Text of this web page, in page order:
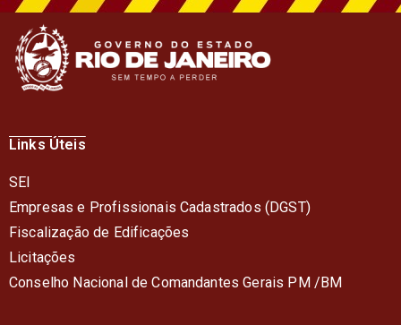
Links Úteis
SEI
Empresas e Profissionais Cadastrados (DGST)
Fiscalização de Edificações
Licitações
Conselho Nacional de Comandantes Gerais PM /BM